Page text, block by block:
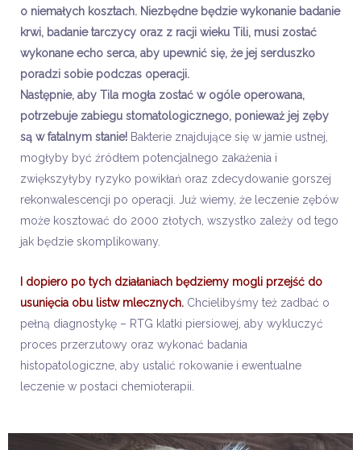
o niemałych kosztach. Niezbędne będzie wykonanie badanie
krwi, badanie tarczycy oraz z racji wieku Tili, musi zostać
wykonane echo serca, aby upewnić się, że jej serduszko
poradzi sobie podczas operacji.
Następnie, aby Tila mogła zostać w ogóle operowana,
potrzebuje zabiegu stomatologicznego, ponieważ jej zęby
są w fatalnym stanie! Bakterie znajdujące się w jamie ustnej,
mogłyby być źródłem potencjalnego zakażenia i
zwiększyłyby ryzyko powikłań oraz zdecydowanie gorszej
rekonwalescencji po operacji. Już wiemy, że leczenie zębów
może kosztować do 2000 złotych, wszystko zależy od tego
jak będzie skomplikowany.
I dopiero po tych działaniach będziemy mogli przejść do
usunięcia obu listw mlecznych. Chcielibyśmy też zadbać o
pełną diagnostykę – RTG klatki piersiowej, aby wykluczyć
proces przerzutowy oraz wykonać badania
histopatologiczne, aby ustalić rokowanie i ewentualne
leczenie w postaci chemioterapii.